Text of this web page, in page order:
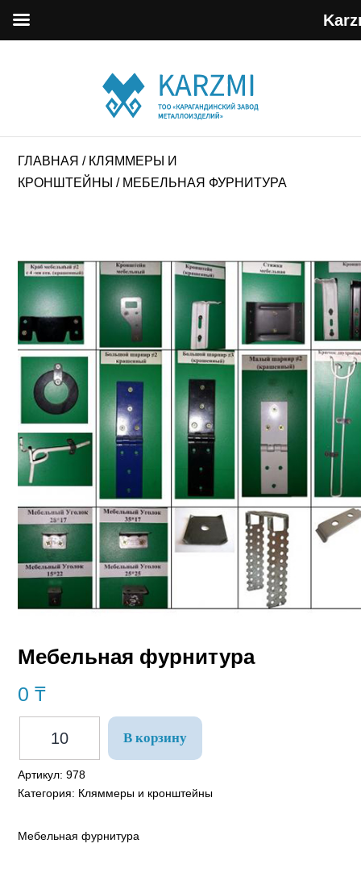
ГЛАВНАЯ / КЛЯММЕРЫ И
КРОНШТЕЙНЫ / МЕБЕЛЬНАЯ ФУРНИТУРА
Мебельная фурнитура
0₸
В корзину
Артикул:978
Категория: Кляммеры и кронштейны
Мебельная фурнитура